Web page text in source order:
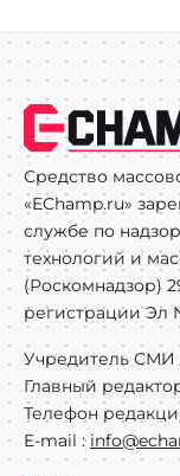
Средство
«EChamp.ru»
службе по
технологий и
(Роскомнадзор)
регистрации Эл
Учредитель СМИ
Главный
Телефон
E-mail :